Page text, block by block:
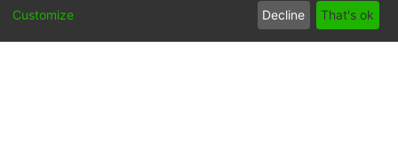
Universidad Icesi: Calle
Customize Decline That's ok